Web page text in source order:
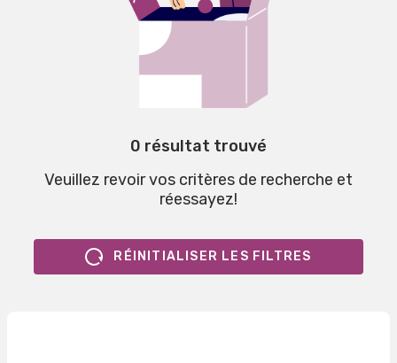
0 résultat trouvé
Veuillez revoir vos critères de recherche et
réessayez!
RÉINITIALISER LES FILTRES